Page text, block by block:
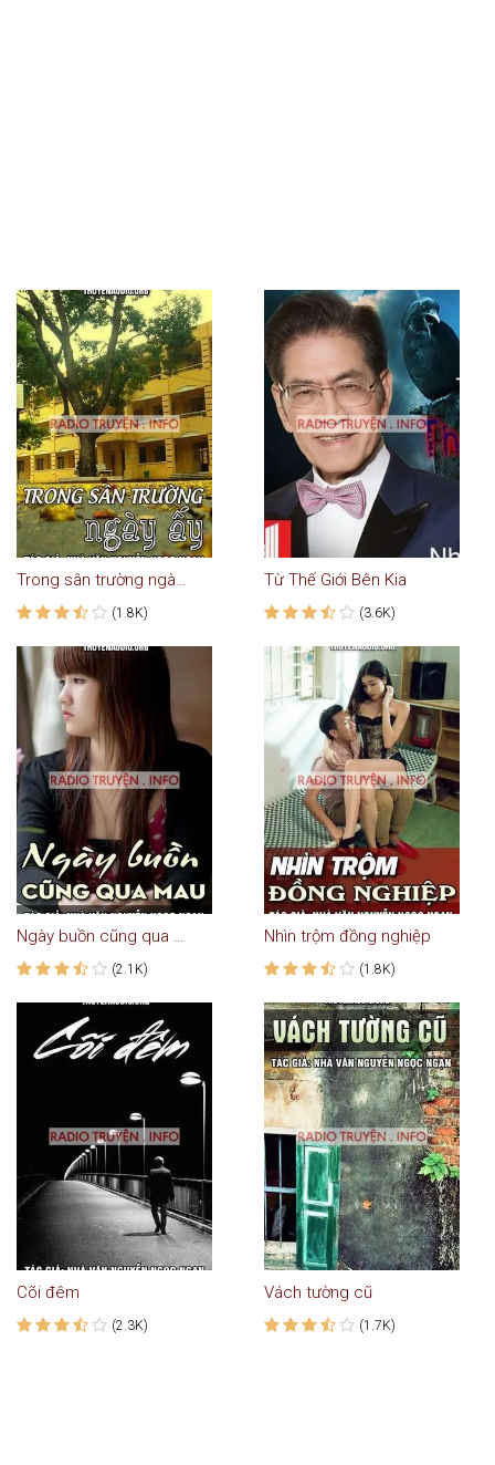
Trong sân trường ngày ấy
(1.8K)
Từ Thế Giới Bên Kia
(3.6K)
Ngày buồn cũng qua mau
(2.1K)
Nhìn trộm đồng nghiệp
(1.8K)
Cõi đêm
(2.3K)
Vách tường cũ
(1.7K)